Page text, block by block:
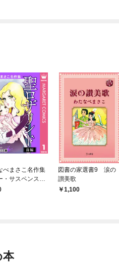
べまさこ名作集
・サスペンス編
ザリンド 前編
図書の家選書9 涙の
讃美歌
1,100
本